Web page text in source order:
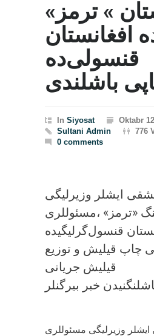
» ترمز»
افغانستان
قنسولی‌ده
باشلندی
In Siyosat
Oktabr
Sultani Admin
776
0 comments
ایشلر وزیرلیگی
مسئوللری، ‎اوزبیکستان نینگ «ترمز»
قنسول‌گرلیگیده
قیلیش جریانی
ایشلر وزیرلیگی مسئوللری،